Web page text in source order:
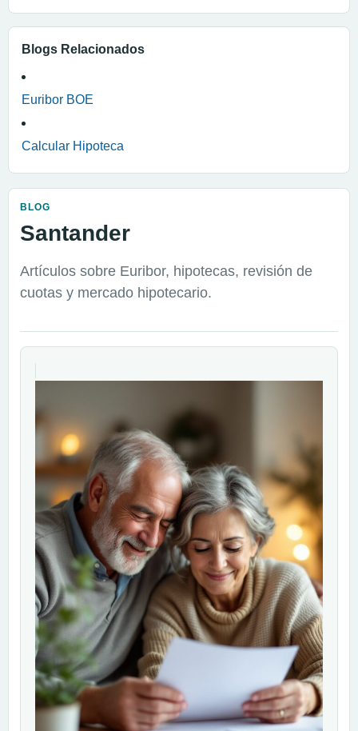
Blogs Relacionados
Euribor BOE
Calcular Hipoteca
BLOG
Santander
Artículos sobre Euribor, hipotecas, revisión de
cuotas y mercado hipotecario.